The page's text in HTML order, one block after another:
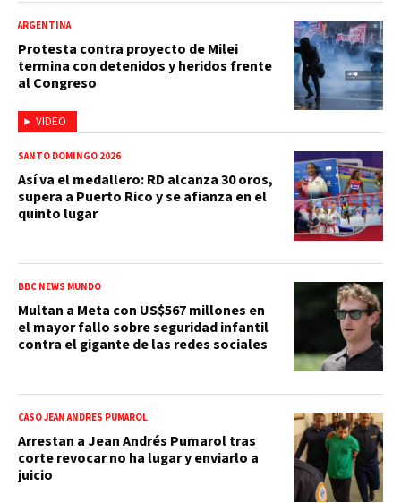
VIDEO
ARGENTINA
Protesta contra proyecto de Milei
termina con detenidos y heridos frente
al Congreso
SANTO DOMINGO 2026
Así va el medallero: RD alcanza 30 oros,
supera a Puerto Rico y se afianza en el
quinto lugar
BBC NEWS MUNDO
Multan a Meta con US$567 millones en
el mayor fallo sobre seguridad infantil
contra el gigante de las redes sociales
CASO JEAN ANDRÉS PUMAROL
Arrestan a Jean Andrés Pumarol tras
corte revocar no ha lugar y enviarlo a
juicio